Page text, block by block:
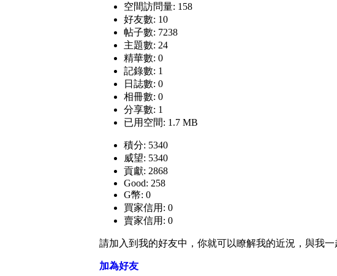
空間訪問量: 158
好友數: 10
帖子數: 7238
主題數: 24
精華數: 0
記錄數: 1
日誌數: 0
相冊數: 0
分享數: 1
已用空間: 1.7 MB
積分: 5340
威望: 5340
貢獻: 2868
Good: 258
G幣: 0
買家信用: 0
賣家信用: 0
請加入到我的好友中，你就可以瞭解我的近況，與我一
加為好友